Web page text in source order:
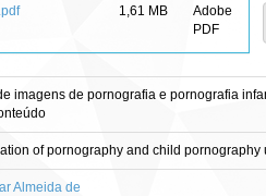
1,61 MB
Adobe
PDF
imagens de pornografia e pornografia
of pornography and child
Almeida de